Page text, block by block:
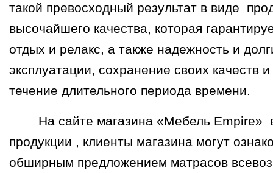
такой превосходный результат в виде
высочайшего качества, которая
отдых и релакс, а также надежность и
эксплуатации, сохранение своих качеств
течение длительного периода времени.
На сайте магазина «Мебель Empire» в
продукции , клиенты магазина могут
обширным предложением матрасов